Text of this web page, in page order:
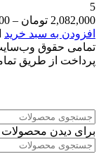
5
2,082,000 تومان –
افزودن به سبد خرید
تمامی حقوق
پرداخت از طریق
برای دیدن محصولات